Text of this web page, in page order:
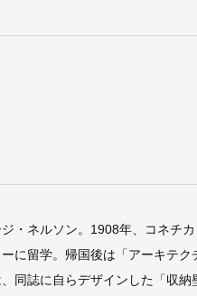
・ネルソン。1908年、コネチ
に留学。帰国後は「アーキテ
同誌に自らデザインした「収